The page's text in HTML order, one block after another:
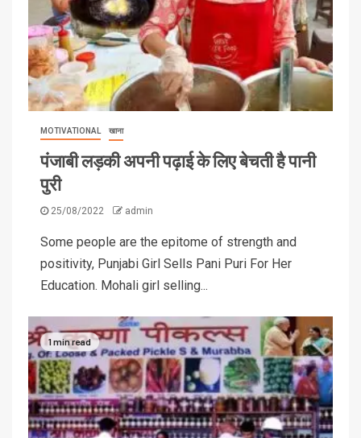
MOTIVATIONAL खाना
पंजाबी लड़की अपनी पढ़ाई के लिए बेचती है पानी
पुरी
25/08/2022 admin
Some people are the epitome of strength and
positivity, Punjabi Girl Sells Pani Puri For Her
Education. Mohali girl selling...
1 min read